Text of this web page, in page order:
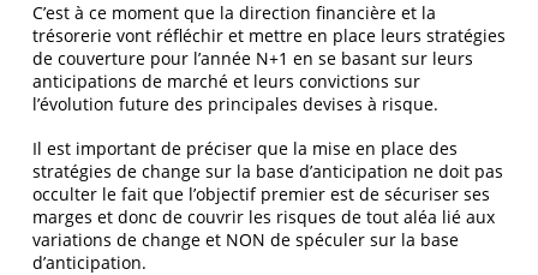
C’est à ce moment que la direction financière et la
trésorerie vont réfléchir et mettre en place leurs stratégies
de couverture pour l’année N+1 en se basant sur leurs
anticipations de marché et leurs convictions sur
l’évolution future des principales devises à risque.
Il est important de préciser que la mise en place des
stratégies de change sur la base d’anticipation ne doit pas
occulter le fait que l’objectif premier est de sécuriser ses
marges et donc de couvrir les risques de tout aléa lié aux
variations de change et NON de spéculer sur la base
d’anticipation.